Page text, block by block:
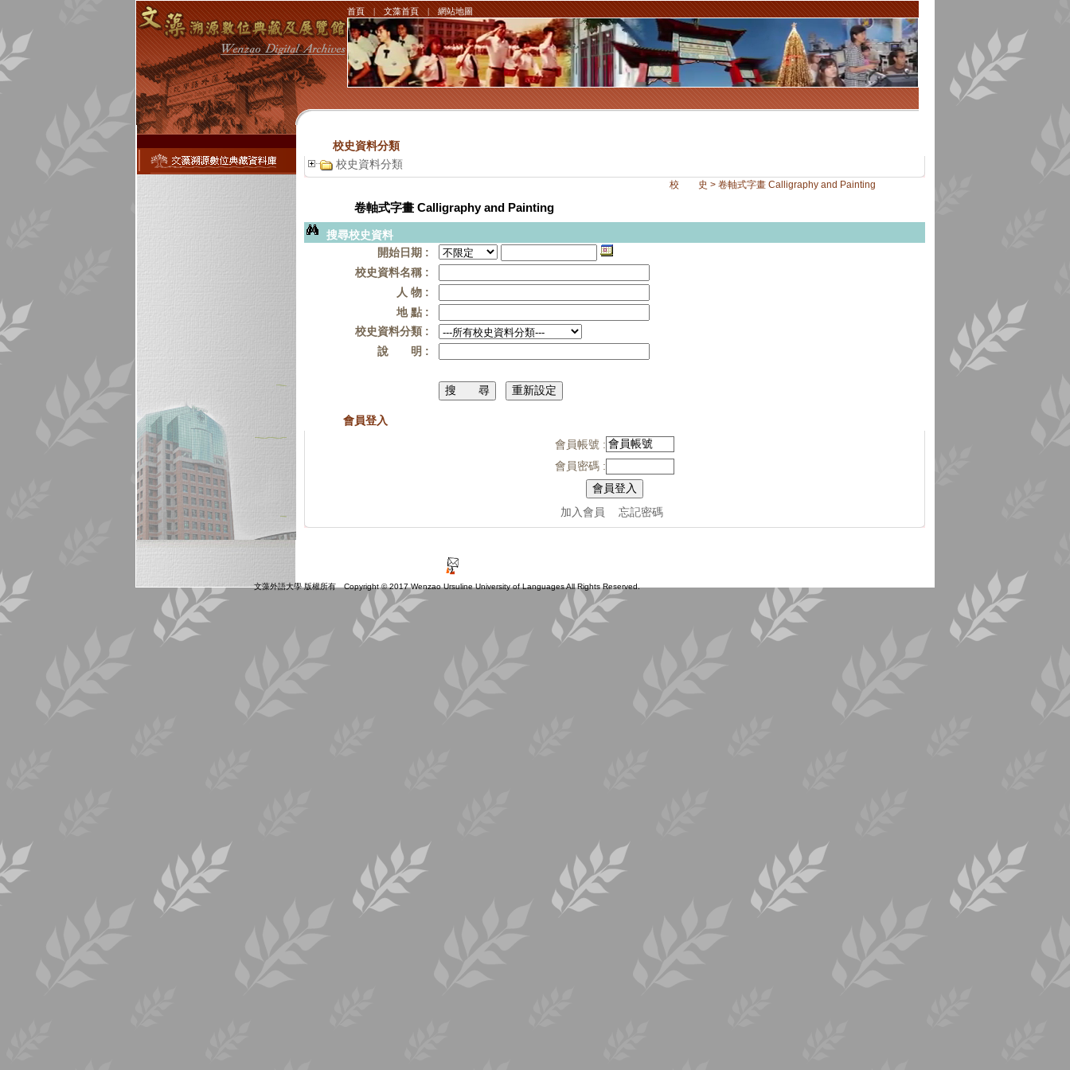
首頁|文藻首頁|網站地圖
校史資料分類
校史資料分類
校 史 > 卷軸式字畫 Calligraphy and Painting
卷軸式字畫 Calligraphy and Painting
搜尋校史資料
開始日期 :
校史資料名稱 :
人 物 :
地 點 :
校史資料分類 :
說 明 :
會員登入
會員帳號 :
會員密碼 :
加入會員 忘記密碼
文藻外語大學 版權所有 Copyright © 2017 Wenzao Ursuline University of Languages All Rights Reserved.